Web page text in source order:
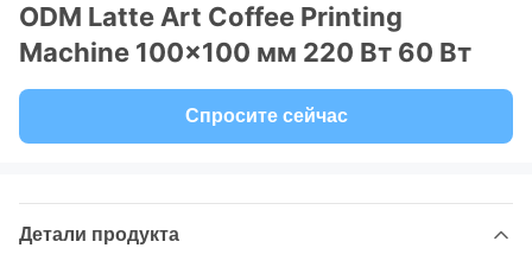
ODM Latte Art Coffee Printing
Machine 100x100 мм 220 Вт 60 Вт
Спросите сейчас
Детали продукта